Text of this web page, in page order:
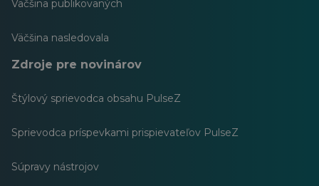
Väčšina publikovaných
Väčšina nasledovala
Zdroje pre novinárov
Štýlový sprievodca obsahu PulseZ
Sprievodca príspevkami prispievateľov PulseZ
Súpravy nástrojov